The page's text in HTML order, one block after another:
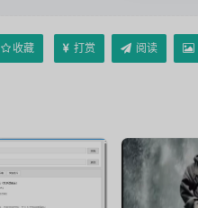
收藏 打赏 阅读